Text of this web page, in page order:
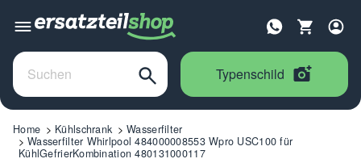
Typenschild
Home Kühlschrank
Wasserfilter
Wasserfilter Whirlpool 484000008553 Wpro USC100 für
KühlGefrierKombination 480131000117